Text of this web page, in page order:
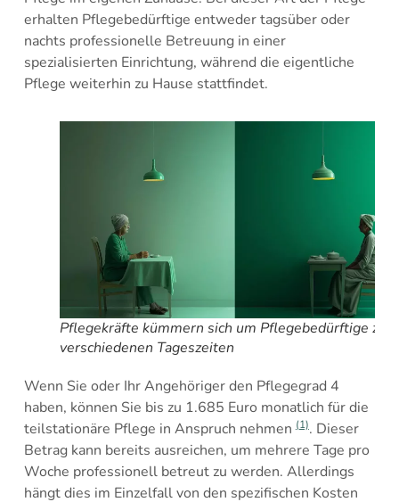
erhalten Pflegebedürftige entweder tagsüber oder
nachts professionelle Betreuung in einer
spezialisierten Einrichtung, während die eigentliche
Pflege weiterhin zu Hause stattfindet.
Pflegekräfte kümmern sich um Pflegebedürftige zu
verschiedenen Tageszeiten
Wenn Sie oder Ihr Angehöriger den Pflegegrad 4
haben, können Sie bis zu 1.685 Euro monatlich für die
teilstationäre Pflege in Anspruch nehmen(1). Dieser
Betrag kann bereits ausreichen, um mehrere Tage pro
Woche professionell betreut zu werden. Allerdings
hängt dies im Einzelfall von den spezifischen Kosten